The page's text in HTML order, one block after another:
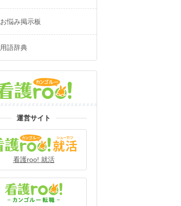
お悩み掲示板
用語辞典
運営サイト
看護roo! 就活